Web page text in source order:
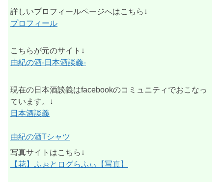
詳しいプロフィールページへはこちら↓
プロフィール
こちらが元のサイト↓
由紀の酒-日本酒談義-
現在の日本酒談義はfacebookのコミュニティでおこなっ
ています。↓
日本酒談義
由紀の酒Tシャツ
写真サイトはこちら↓
【花】ふぉとログらふぃ【写真】